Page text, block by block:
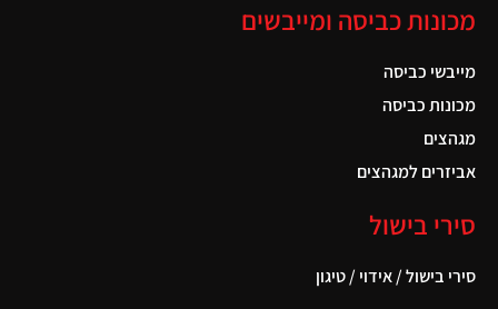
מכונות כביסה ומייבשים
מייבשי כביסה
מכונות כביסה
מגהצים
אביזרים למגהצים
סירי בישול
סירי בישול / אידוי / טיגון